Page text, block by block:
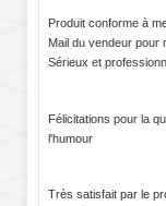
Produit conforme à
Mail du vendeur pour
Sérieux et
Félicitations pour la
l'humour
Très satisfait par le